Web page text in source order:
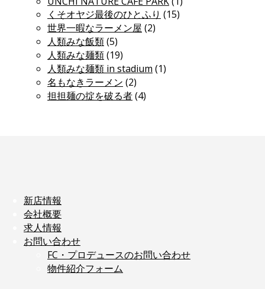
くそオヤジ最後のひとふり (15)
世界一暇なラーメン屋 (2)
人類みな飯類(5)
人類みな麺類(19)
人類みな麺類 in stadium (1)
名もなきラーメン (2)
担担麺の掟を破る者(4)
新店情報
会社概要
求人情報
お問い合わせ
FC・プロデュースのお問い合わせ
物件紹介フォーム